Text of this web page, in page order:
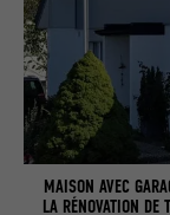
MAISON AVEC
LA RÉNOVATION DE
FOURNISSEUR
EXPIRATION
UTILITÉ